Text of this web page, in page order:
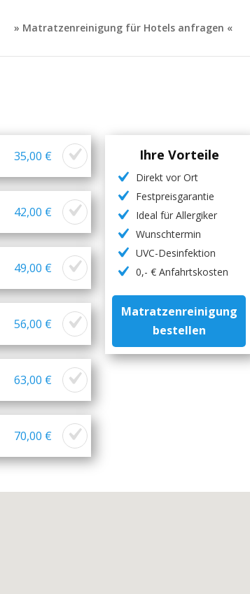
» Matratzenreinigung für Hotels anfragen «
35,00 €
42,00 €
49,00 €
56,00 €
63,00 €
70,00 €
Ihre Vorteile
Direkt vor Ort
Festpreisgarantie
Ideal für Allergiker
Wunschtermin
UVC-Desinfektion
0,- € Anfahrtskosten
Matratzenreinigung
bestellen